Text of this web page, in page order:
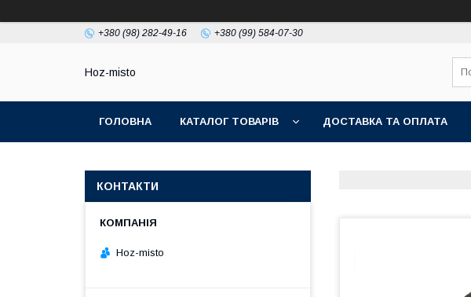
+380 (98) 282-49-16 +380 (99) 584-07-30
Hoz-misto
ГОЛОВНА КАТАЛОГ ТОВАРІВ ДОСТАВКА ТА ОПЛАТА
КОНТАКТИ
Hoz-misto